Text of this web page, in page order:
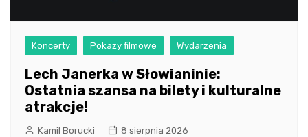
Koncerty Pokazy filmowe Wydarzenia
Lech Janerka w Słowianinie:
Ostatnia szansa na bilety i kulturalne
atrakcje!
Kamil Borucki 8 sierpnia 2026